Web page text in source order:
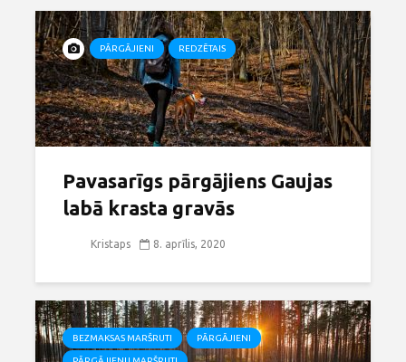
PĀRGĀJIENI REDZĒTAIS
Pavasarīgs pārgājiens Gaujas
labā krasta gravās
Kristaps 8. aprīlis, 2020
BEZMAKSAS MARŠRUTI PĀRGĀJIENI